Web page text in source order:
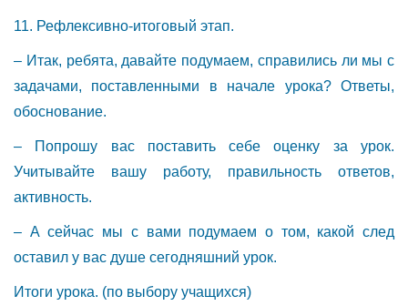
11. Рефлексивно-итоговый этап.
– Итак, ребята, давайте подумаем, справились ли мы с
задачами, поставленными в начале урока? Ответы,
обоснование.
– Попрошу вас поставить себе оценку за урок.
Учитывайте вашу работу, правильность ответов,
активность.
– А сейчас мы с вами подумаем о том, какой след
оставил у вас душе сегодняшний урок.
Итоги урока. (по выбору учащихся)